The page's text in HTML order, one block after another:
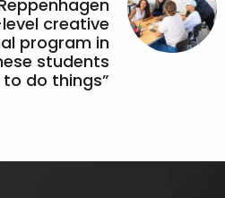
creative
program in
students
do things”